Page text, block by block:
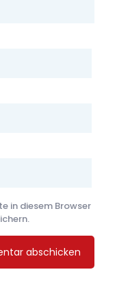
in diesem Browser